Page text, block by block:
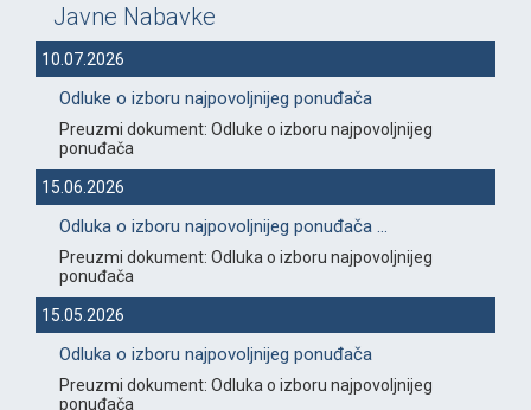
Javne Nabavke
10.07.2026
Odluke o izboru najpovoljnijeg ponuđača
Preuzmi dokument: Odluke o izboru najpovoljnijeg
ponuđača
15.06.2026
Odluka o izboru najpovoljnijeg ponuđača ...
Preuzmi dokument: Odluka o izboru najpovoljnijeg
ponuđača
15.05.2026
Odluka o izboru najpovoljnijeg ponuđača
Preuzmi dokument: Odluka o izboru najpovoljnijeg
ponuđača